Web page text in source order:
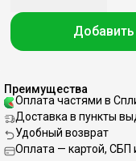
Преимущества
Оплата частями в
Доставка в пункты
Удобный возврат
Оплата — картой, СБП